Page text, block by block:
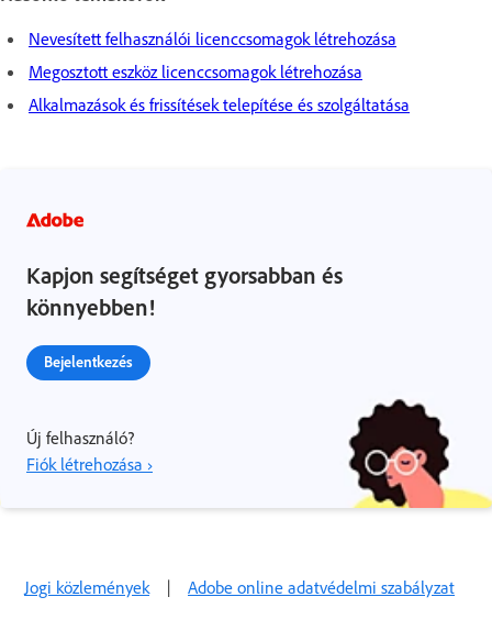
Nevesített felhasználói licenccsomagok létrehozása
Megosztott eszköz licenccsomagok létrehozása
Alkalmazások és frissítések telepítése és szolgáltatása
Kapjon segítséget gyorsabban és
könnyebben!
Bejelentkezés
Új felhasználó?
Fiók létrehozása ›
Jogi közlemények | Adobe online adatvédelmi szabályzat